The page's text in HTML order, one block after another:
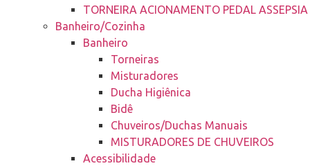
TORNEIRA ACIONAMENTO PEDAL ASSEPSIA
Banheiro/Cozinha
Banheiro
Torneiras
Misturadores
Ducha Higiênica
Bidê
Chuveiros/Duchas Manuais
MISTURADORES DE CHUVEIROS
Acessibilidade